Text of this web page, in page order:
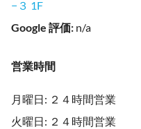
−３ 1F
Google 評価: n/a
営業時間
月曜日: ２４時間営業
火曜日: ２４時間営業